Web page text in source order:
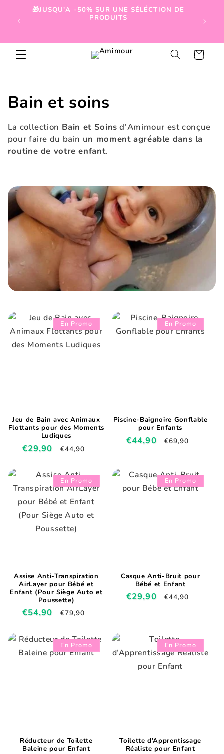
passer
au
🎁JUSQU'A -50% SUR UNE SÉLÉCTION DE
PRODUITS
Panier
C
o
l
e
c
t
i
o
n
:
Bain et soins
La collection Bain et Soins d'Amimour est conçue
pour faire du bain un moment agréable dans la
routine de votre enfant.
En Promo
Jeu de Bain avec Animaux
Flottants pour des Moments
Ludiques
Prix
€29,90
Prix
€44,90
En Promo
Piscine-Baignoire Gonflable
pour Enfants
Prix
€44,90
Prix
€69,90
En Promo
Assise Anti-Transpiration
AirLayer pour Bébé et
Enfant (Pour Siège Auto et
Poussette)
Prix
€54,90
Prix
€79,90
En Promo
Casque Anti-Bruit pour
Bébé et Enfant
Prix
€29,90
Prix
€44,90
En Promo
Réducteur de Toilette
Baleine pour Enfant
En Promo
Toilette d’Apprentissage
Réaliste pour Enfant